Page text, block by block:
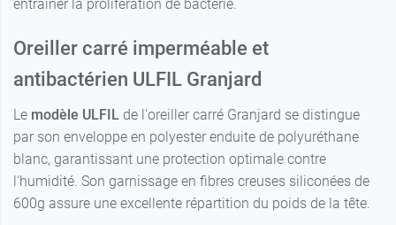
entraîner la prolifération de bactérie.
Oreiller carré imperméable et
antibactérien ULFIL Granjard
Le modèle ULFIL de l'oreiller carré Granjard se distingue
par son enveloppe en polyester enduite de polyuréthane
blanc, garantissant une protection optimale contre
l'humidité. Son garnissage en fibres creuses siliconées de
600g assure une excellente répartition du poids de la tête.